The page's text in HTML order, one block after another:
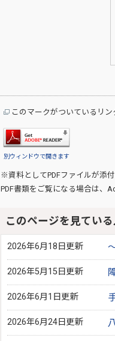
このマークがついているリ
別ウィンドウで開きます
※資料としてPDFファイルが添
PDF書類をご覧になる場合は、
このページを見てい
2026年6月18日更新
2026年5月15日更新
2026年6月1日更新
2026年6月24日更新